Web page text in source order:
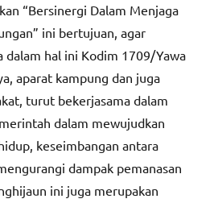
“Bersinergi Dalam Menjaga
ini bertujuan, agar
dalam hal ini Kodim 1709/Yawa
aparat kampung dan juga
turut bekerjasama dalam
dalam mewujudkan
keseimbangan antara
dampak pemanasan
ini juga merupakan